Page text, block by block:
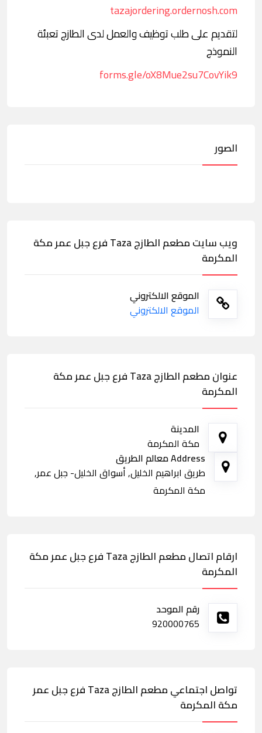
tazajordering.ordernosh.com
لتقديم على طلب توظيف والعمل لدى الطازج تعبئة
النموذج
forms.gle/oX8Mue2su7CovYik9
الصور
ويب سايت مطعم الطازج Taza فرع جبل عمر مكة
المكرمة
الموقع الالكتروني
الموقع الالكتروني
عنوان مطعم الطازج Taza فرع جبل عمر مكة
المكرمة
المدينة
مكة المكرمة
Address معالم الطريق
طريق ابراهيم الخليل, أسواق الخليل- جبل عمر,
مكة المكرمة
ارقام اتصال مطعم الطازج Taza فرع جبل عمر مكة
المكرمة
رقم الموحد
920000765
تواصل اجتماعي مطعم الطازج Taza فرع جبل عمر
مكة المكرمة